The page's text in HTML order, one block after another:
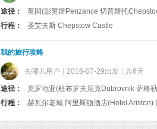
途径：
行程：
圣艾夫斯 Chepstow Castle
我的旅行攻略
去哪儿用户 2016-07-29出发 共6天
途径：
克罗地亚(杜布罗夫尼克Dubrovnik 萨格
行程：